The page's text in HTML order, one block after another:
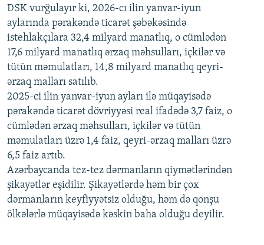
DSK vurğulayır ki, 2026-cı ilin yanvar-iyun
aylarında pərakəndə ticarət şəbəkəsində
istehlakçılara 32,4 milyard manatlıq, o cümlədən
17,6 milyard manatlıq ərzaq məhsulları, içkilər və
tütün məmulatları, 14,8 milyard manatlıq qeyri-
ərzaq malları satılıb.
2025-ci ilin yanvar-iyun ayları ilə müqayisədə
pərakəndə ticarət dövriyyəsi real ifadədə 3,7 faiz, o
cümlədən ərzaq məhsulları, içkilər və tütün
məmulatları üzrə 1,4 faiz, qeyri-ərzaq malları üzrə
6,5 faiz artıb.
Azərbaycanda tez-tez dərmanların qiymətlərindən
şikayətlər eşidilir. Şikayətlərdə həm bir çox
dərmanların keyfiyyətsiz olduğu, həm də qonşu
ölkələrlə müqayisədə kəskin baha olduğu deyilir.